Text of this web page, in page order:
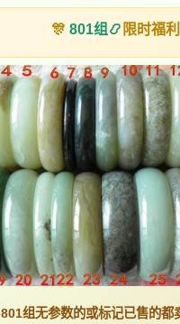
🎊 801组 📿 限时福利
801组无参数的或标记已售的都